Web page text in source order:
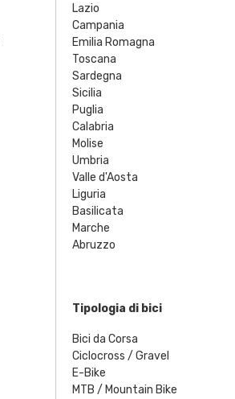
Lazio
Campania
Emilia Romagna
Toscana
Sardegna
Sicilia
Puglia
Calabria
Molise
Umbria
Valle d'Aosta
Liguria
Basilicata
Marche
Abruzzo
Tipologia di bici
Bici da Corsa
Ciclocross / Gravel
E-Bike
MTB / Mountain Bike